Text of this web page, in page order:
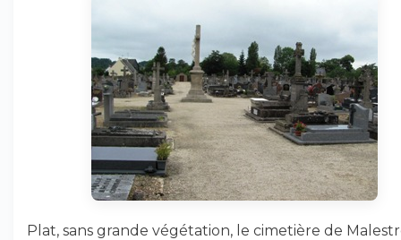
Plat, sans grande végétation, le cimetière de